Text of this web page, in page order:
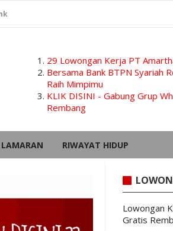
29 Lowongan Kerja PT
Bersama Bank BTPN Syariah
Raih Mimpimu
KLIK DISINI - Gabung Grup
Rembang
RIWAYAT HIDUP
Lowongan
Gratis